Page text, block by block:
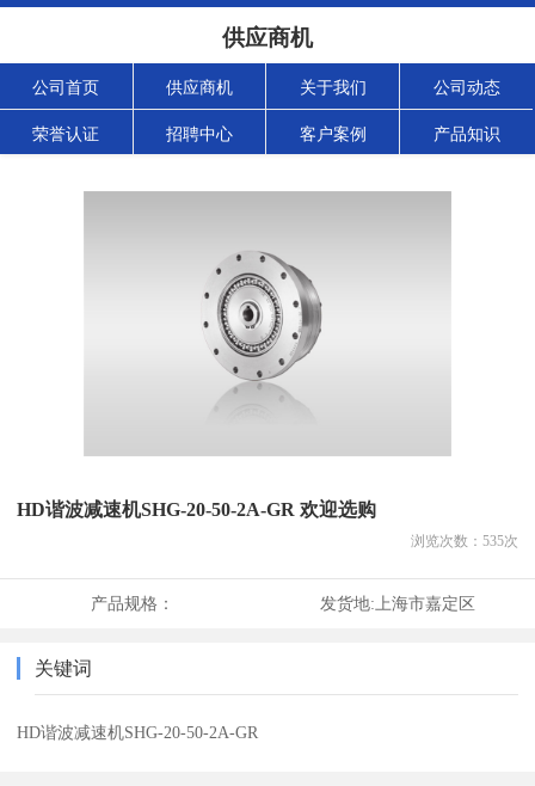
供应商机
公司首页 供应商机 关于我们 公司动态
荣誉认证 招聘中心 客户案例 产品知识
HD谐波减速机SHG-20-50-2A-GR 欢迎选购
浏览次数： 535次
产品规格： 发货地: 上海市嘉定区
关键词
HD谐波减速机SHG-20-50-2A-GR